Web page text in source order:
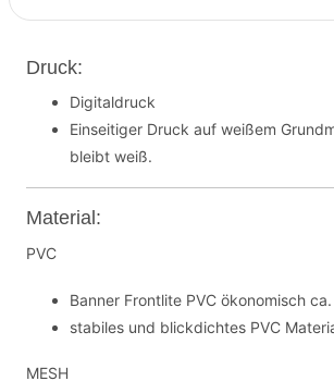
Druck:
Digitaldruck
Einseitiger Druck auf weißem
bleibt weiß.
Material:
PVC
Banner Frontlite PVC ökonomisch
stabiles und blickdichtes PVC
MESH